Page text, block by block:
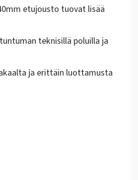
etujousto tuovat lisää
teknisillä poluilla ja
ja erittäin luottamusta